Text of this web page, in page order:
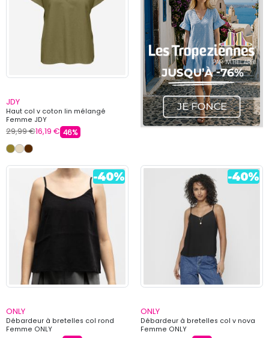
JDY
Haut col v coton lin mélangé
Femme JDY
29,99 €16,19 € 46%
ONLY
Débardeur à bretelles col rond
Femme ONLY
ONLY
Débardeur à bretelles col v nova
Femme ONLY